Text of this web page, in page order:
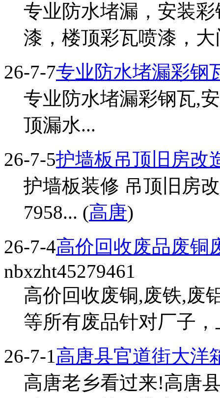
专业防水堵漏，安装
漆，楼顶彩瓦喷漆，
26-7-7专业防水堵漏彩钢
专业防水堵漏彩钢瓦,
顶漏水...
26-7-5护墙板吊顶旧房改
护墙板装修 吊顶旧房
7958... (高唐)
26-7-4高价回收废品废铜
nbxzht45279461
高价回收废铜,废铁,废
等所有废品针对厂子
26-7-1高唐县官道街大洋
高唐老乡看过来!高唐